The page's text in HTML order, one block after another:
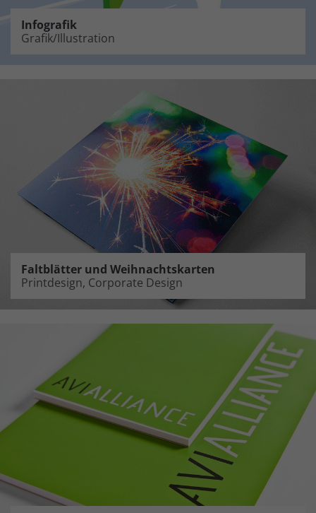
Infografik
Grafik/Illustration
Faltblätter und Weihnachtskarten
Printdesign, Corporate Design